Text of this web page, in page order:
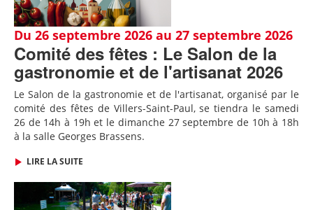
Du 26 septembre 2026 au 27 septembre 2026
Comité des fêtes : Le Salon de la
gastronomie et de l'artisanat 2026
Le Salon de la gastronomie et de l'artisanat, organisé par le
comité des fêtes de Villers-Saint-Paul, se tiendra le samedi
26 de 14h à 19h et le dimanche 27 septembre de 10h à 18h
à la salle Georges Brassens.
LIRE LA SUITE